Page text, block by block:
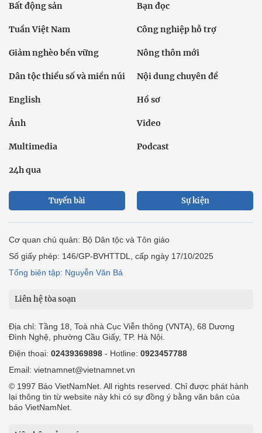
Bất động sản Bạn đọc
Tuần Việt Nam Công nghiệp hỗ trợ
Giảm nghèo bền vững Nông thôn mới
Dân tộc thiểu số và miền núi Nội dung chuyên đề
English Hồ sơ
Ảnh Video
Multimedia Podcast
24h qua
Tuyến bài Sự kiện
Cơ quan chủ quản: Bộ Dân tộc và Tôn giáo
Số giấy phép: 146/GP-BVHTTDL, cấp ngày 17/10/2025
Tổng biên tập: Nguyễn Văn Bá
Liên hệ tòa soạn
Địa chỉ: Tầng 18, Toà nhà Cục Viễn thông (VNTA), 68 Dương
Đình Nghệ, phường Cầu Giấy, TP. Hà Nội.
Điện thoại: 02439369898 - Hotline: 0923457788
Email: vietnamnet@vietnamnet.vn
© 1997 Báo VietNamNet. All rights reserved. Chỉ được phát hành
lại thông tin từ website này khi có sự đồng ý bằng văn bản của
báo VietNamNet.